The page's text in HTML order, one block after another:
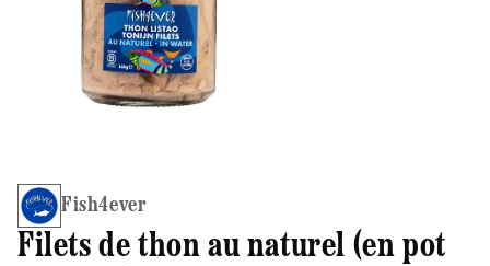
Fish4ever
Filets de thon au naturel (en pot